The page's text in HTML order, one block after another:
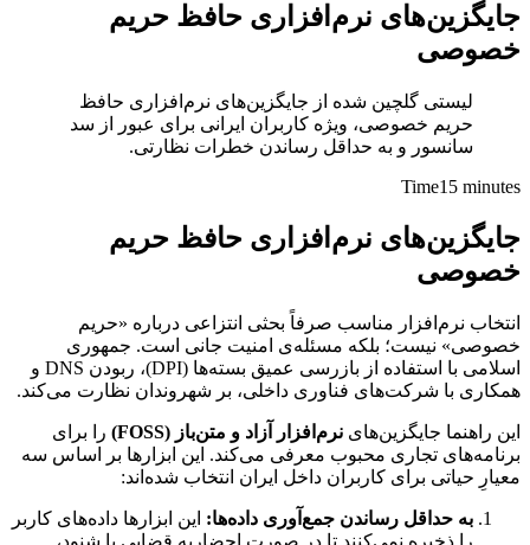
جایگزین‌های نرم‌افزاری حافظ حریم
خصوصی
لیستی گلچین شده از جایگزین‌های نرم‌افزاری حافظ
حریم خصوصی، ویژه کاربران ایرانی برای عبور از سد
سانسور و به حداقل رساندن خطرات نظارتی.
Time15 minutes
جایگزین‌های نرم‌افزاری حافظ حریم
خصوصی
انتخاب نرم‌افزار مناسب صرفاً بحثی انتزاعی درباره «حریم
خصوصی» نیست؛ بلکه مسئله‌ی امنیت جانی است. جمهوری
اسلامی با استفاده از بازرسی عمیق بسته‌ها (DPI)، ربودن DNS و
همکاری با شرکت‌های فناوری داخلی، بر شهروندان نظارت می‌کند.
این راهنما جایگزین‌های نرم‌افزار آزاد و متن‌باز (FOSS)
را برای
برنامه‌های تجاری محبوب معرفی می‌کند. این ابزارها بر اساس سه
معیارِ حیاتی برای کاربران داخل ایران انتخاب شده‌اند:
به حداقل رساندن جمع‌آوری داده‌ها: این ابزارها داده‌های کاربر
را ذخیره نمی‌کنند تا در صورت احضاریه قضایی یا شنود،